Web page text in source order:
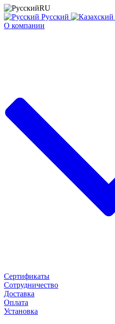
RU
Русский
О компании
Сертификаты
Сотрудничество
Доставка
Оплата
Установка